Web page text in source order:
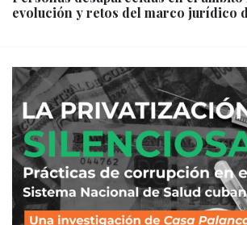
evolución y retos del marco jurídico